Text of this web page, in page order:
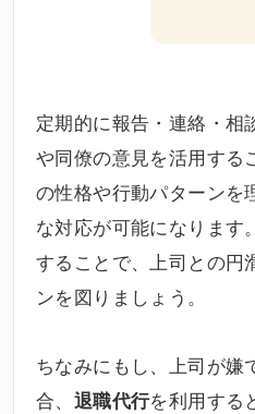
定期的に報告・連絡・相
や同僚の意見を活用する
の性格や行動パターンを
な対応が可能になります
することで、上司との円
ンを図りましょう。
ちなみにもし、上司が嫌
合、 退職代行を利用する